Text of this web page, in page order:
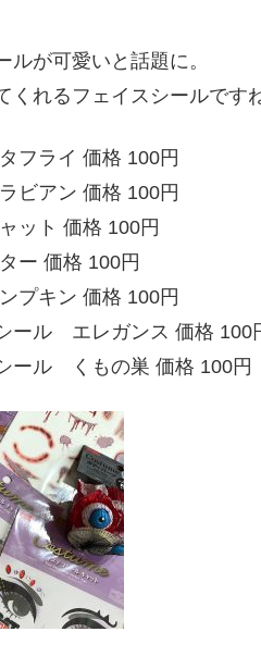
ルが可愛いと話題に。
くれるフェイスシールです
フライ 価格 100円
ビアン 価格 100円
ット 価格 100円
ー 価格 100円
プキン 価格 100円
ール エレガンス 価格 100
ール くもの巣 価格 100円